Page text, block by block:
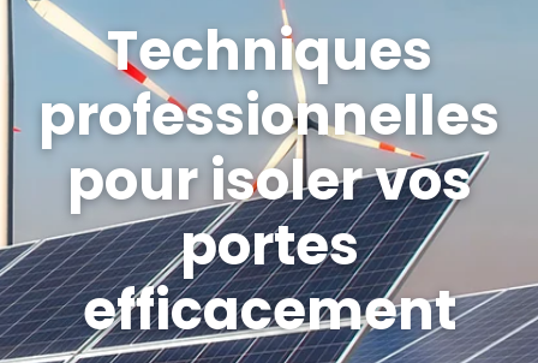
Techniques
professionnelles
pour isoler vos
portes
efficacement